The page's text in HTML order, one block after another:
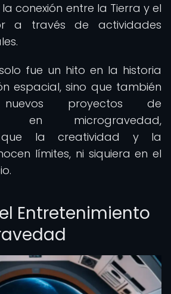
conexión entre la Tierra y el
a través de actividades
fue un hito en la historia
espacial, sino que también
proyectos de
en microgravedad,
que la creatividad y la
límites, ni siquiera en el
Entretenimiento